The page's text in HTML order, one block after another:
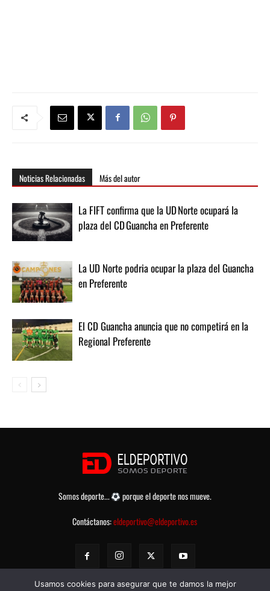
Noticias Relacionadas Más del autor
La FIFT confirma que la UD Norte ocupará la
plaza del CD Guancha en Preferente
La UD Norte podria ocupar la plaza del Guancha
en Preferente
El CD Guancha anuncia que no competirá en la
Regional Preferente
Somos deporte...
porque el deporte nos mueve.
Contáctanos:eldeportivo@eldeportivo.es
Usamos cookies para asegurar que te damos la mejor